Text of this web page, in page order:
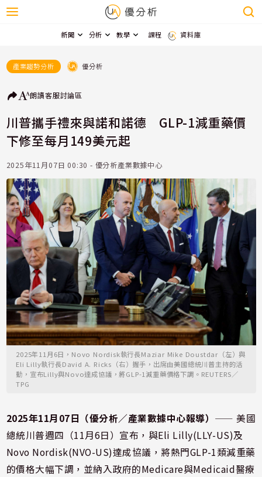
新聞 分析 教學 課程 資料庫
產業趨勢分析 優分析
朗讀客服討論區
川普攜手禮來與諾和諾德 GLP-1減重藥價
下修至每月149美元起
2025年11月07日 00:30 - 優分析產業數據中心
2025年11月6日，Novo Nordisk執行長Maziar Mike Doustdar（左）與
Eli Lilly執行長David A. Ricks（右）握手，出席由美國總統川普主持的活
動，宣布Lilly與Novo達成協議，將GLP-1減重藥價格下調。REUTERS／
TPG
2025年11月07日（優分析／產業數據中心報導） ⸺ 美國
總統川普週四（11月6日）宣布，與Eli Lilly(LLY-US)及
Novo Nordisk(NVO-US)達成協議，將熱門GLP-1類減重藥
的價格大幅下調，並納入政府的Medicare與Medicaid醫療